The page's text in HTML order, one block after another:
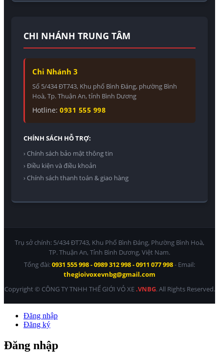
CHI NHÁNH TRUNG TÂM
Chi Nhánh 3
Số 5/434 ĐT743, Khu phố Bình Đáng, phường Bình
Hoà, Tp. Thuận An, tỉnh Bình Dương
Hotline: 0931 555 998
CHÍNH SÁCH HỖ TRỢ:
› Chính sách bảo mật thông tin
› Điều kiện và điều khoản
› Chính sách thanh toán & giao hàng
Trụ sở chính: 5/434 ĐT743, Khu Phố Bình Đáng, Phường Bình Hoà,
TP. Thuận An, Tỉnh Bình Dương, Việt Nam.
Tổng đài:0931 555 998 - 0989 312 998 - 0911 077 998- Email:
thegioivoxevnbg@gmail.com
Copyright © CÔNG TY TNHH THẾ GIỚI VỎ XE.VNBG. All Rights Reserved.
Đăng nhập
Đăng ký
Đăng nhập